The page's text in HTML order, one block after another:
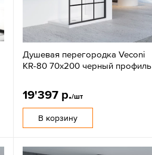
Душевая перегородка Veconi
KR-80 70х200 черный профиль
19'397 р./шт
В корзину